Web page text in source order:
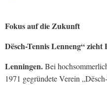
Fokus auf die Zukunft
Dësch-Tennis Lenneng“ zieht
Lenningen.Bei
1971 gegründete Verein